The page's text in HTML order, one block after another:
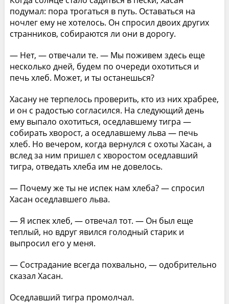
подумал: пора трогаться в путь. Оставаться на
ночлег ему не хотелось. Он спросил двоих других
странников, собираются ли они в дорогу.
— Нет, — отвечали те. — Мы поживем здесь еще
несколько дней, будем по очереди охотиться и
печь хлеб. Может, и ты останешься?
Хасану не терпелось проверить, кто из них храбрее,
и он с радостью согласился. На следующий день
ему выпало охотиться, оседлавшему тигра —
собирать хворост, а оседлавшему льва — печь
хлеб. Но вечером, когда вернулся с охоты Хасан, а
вслед за ним пришел с хворостом оседлавший
тигра, отведать хлеба им не довелось.
— Почему же ты не испек нам хлеба? — спросил
Хасан оседлавшего льва.
— Я испек хлеб, — отвечал тот. — Он был еще
теплый, но вдруг явился голодный старик и
выпросил его у меня.
— Сострадание всегда похвально, — одобрительно
сказал Хасан.
Оседлавший тигра промолчал.